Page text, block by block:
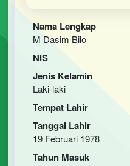
Nama Lengkap
M Dasim Bilo
NIS
Jenis Kelamin
Laki-laki
Tempat Lahir
Tanggal Lahir
19 Februari 1978
Tahun Masuk